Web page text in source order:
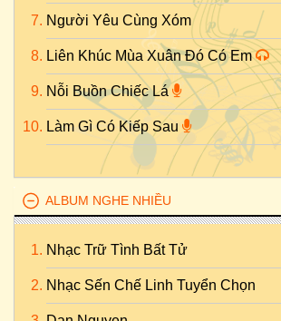
Người Yêu Cùng Xóm
Liên Khúc Mùa Xuân Đó Có Em
Nỗi Buồn Chiếc Lá
Làm Gì Có Kiếp Sau
ALBUM NGHE NHIỀU
Nhạc Trữ Tình Bất Tử
Nhạc Sến Chế Linh Tuyển Chọn